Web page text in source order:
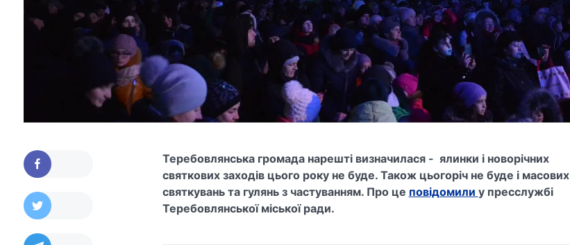
Теребовлянська громада нарешті визначилася - ялинки і новорічних
святкових заходів цього року не буде. Також цьогоріч не буде і масових
святкувань та гулянь з частуванням. Про це повідомили у пресслужбі
Теребовлянської міської ради.